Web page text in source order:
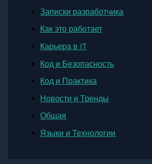
Записки разработчика
Как это работает
Карьера в IT
Код и Безопасность
Код и Практика
Новости и Тренды
Общая
Языки и Технологии